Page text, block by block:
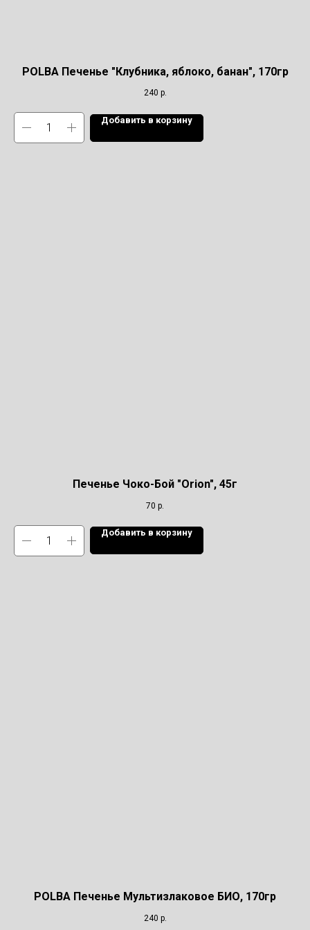
POLBA Печенье "Клубника, яблоко, банан", 170гр
240 р.
Добавить в корзину
Печенье Чоко-Бой "Orion", 45г
70 р.
Добавить в корзину
POLBA Печенье Мультизлаковое БИО, 170гр
240 р.